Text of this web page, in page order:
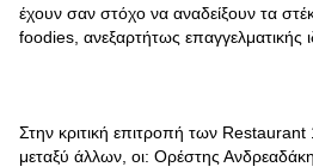
έχουν σαν στόχο να αναδείξουν τα
foodies, ανεξαρτήτως επαγγελματικής
Στην κριτική επιτροπή των
μεταξύ άλλων, οι: Ορέστης